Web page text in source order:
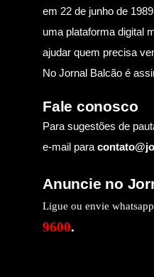
em 22 de junho de
uma plataforma digital
ajudar quem precisa
No Jornal Balcão é
Fale conosco
Para sugestões de
e-mail para
Anuncie no
Ligue ou envie
9600.